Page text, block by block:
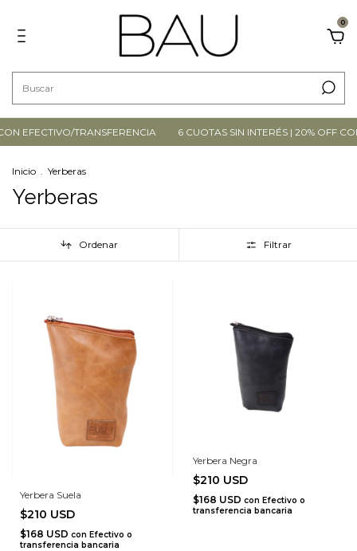
0
EFECTIVO/TRANSFERENCIA 6 CUOTAS SIN INTERÉS | 20% OFF
Inicio . Yerberas
Yerberas
Ordenar Filtrar
Yerbera Suela
$210 USD
$168 USD con Efectivo o
transferencia bancaria
Yerbera Negra
$210 USD
$168 USD con Efectivo o
transferencia bancaria